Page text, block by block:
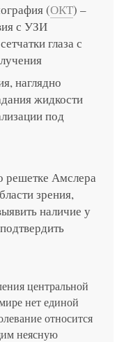
(ОКТ) –
с УЗИ
глаза с
наглядно
жидкости
под
решетке Амслера
зрения,
наличие у
центральной
нет единой
относится
неясную